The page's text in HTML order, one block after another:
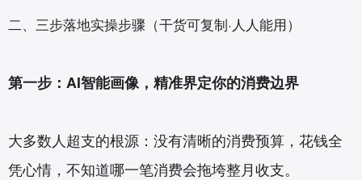
二、三步落地实操步骤（干货可复制·人人能用）
第一步：AI智能画像，精准界定你的消费边界
大多数人超支的根源：没有清晰的消费预算，花钱全
凭心情，不知道哪一笔消费会拖垮整月收支。